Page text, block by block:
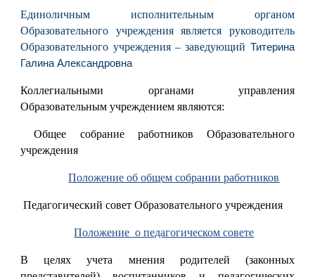
Единоличным исполнительным органом
Образовательного учреждения является руководитель
Образовательного учреждения – заведующий Титерина
Галина Александровна
Коллегиальными органами управления
Образовательным учреждением являются:
Общее собрание работников Образовательного
учреждения
Положение об общем собрании работников
Педагогический совет Образовательного учреждения
Положение о педагогическом совете
В целях учета мнения родителей (законных